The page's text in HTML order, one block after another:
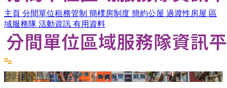
主頁 分間單位租務管制 簡樸房制度 簡約公屋 過渡性房屋 區
域服務隊 活動資訊 有用資料
沙田居民協會